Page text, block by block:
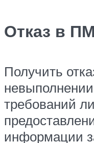
Отказ в
Получить
требований
информации